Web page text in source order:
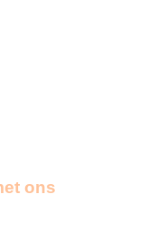
ons